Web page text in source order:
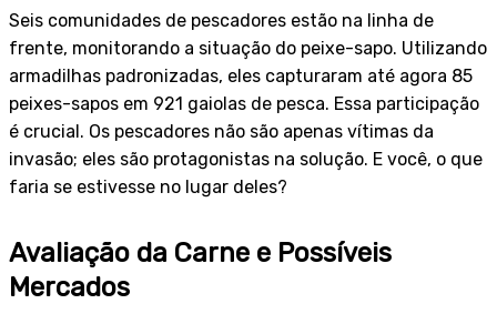
Seis comunidades de pescadores estão na linha de
frente, monitorando a situação do peixe-sapo. Utilizando
armadilhas padronizadas, eles capturaram até agora 85
peixes-sapos em 921 gaiolas de pesca. Essa participação
é crucial. Os pescadores não são apenas vítimas da
invasão; eles são protagonistas na solução. E você, o que
faria se estivesse no lugar deles?
Avaliação da Carne e Possíveis
Mercados